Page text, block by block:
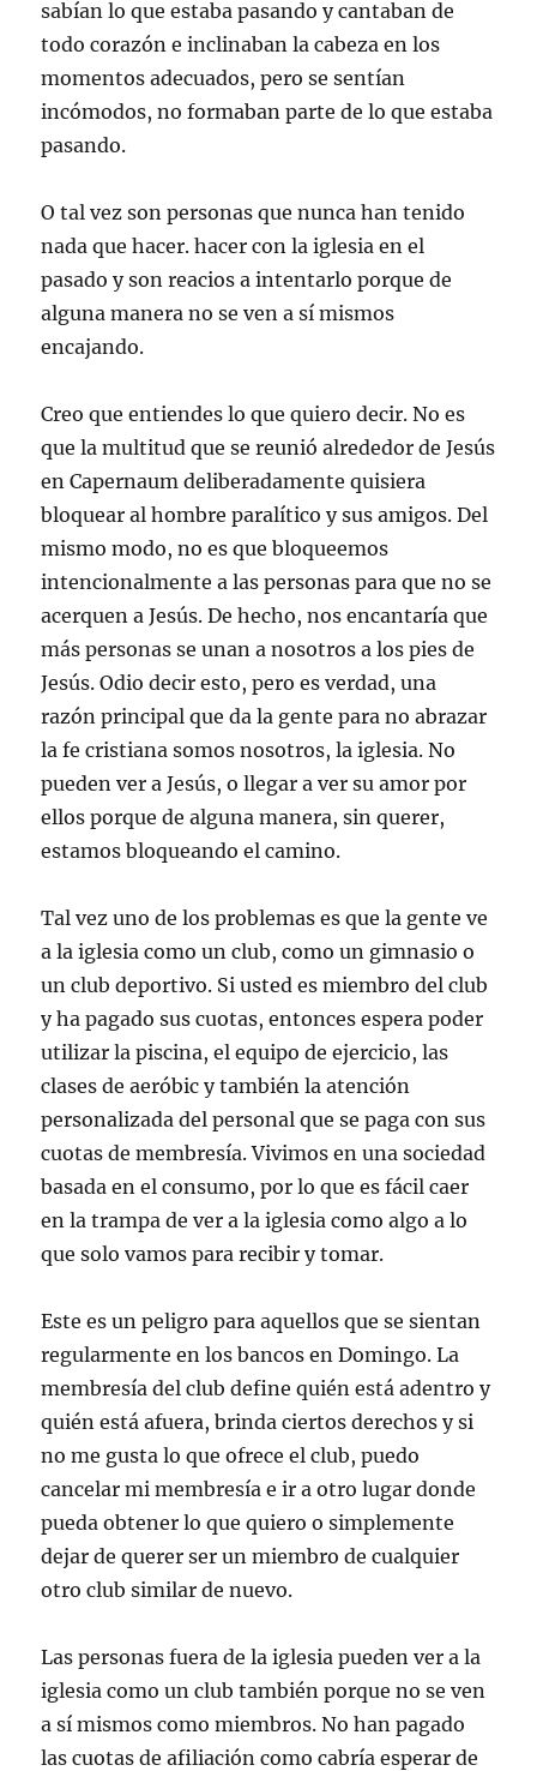
sabían lo que estaba pasando y cantaban de
todo corazón e inclinaban la cabeza en los
momentos adecuados, pero se sentían
incómodos, no formaban parte de lo que estaba
pasando.
O tal vez son personas que nunca han tenido
nada que hacer. hacer con la iglesia en el
pasado y son reacios a intentarlo porque de
alguna manera no se ven a sí mismos
encajando.
Creo que entiendes lo que quiero decir. No es
que la multitud que se reunió alrededor de Jesús
en Capernaum deliberadamente quisiera
bloquear al hombre paralítico y sus amigos. Del
mismo modo, no es que bloqueemos
intencionalmente a las personas para que no se
acerquen a Jesús. De hecho, nos encantaría que
más personas se unan a nosotros a los pies de
Jesús. Odio decir esto, pero es verdad, una
razón principal que da la gente para no abrazar
la fe cristiana somos nosotros, la iglesia. No
pueden ver a Jesús, o llegar a ver su amor por
ellos porque de alguna manera, sin querer,
estamos bloqueando el camino.
Tal vez uno de los problemas es que la gente ve
a la iglesia como un club, como un gimnasio o
un club deportivo. Si usted es miembro del club
y ha pagado sus cuotas, entonces espera poder
utilizar la piscina, el equipo de ejercicio, las
clases de aeróbic y también la atención
personalizada del personal que se paga con sus
cuotas de membresía. Vivimos en una sociedad
basada en el consumo, por lo que es fácil caer
en la trampa de ver a la iglesia como algo a lo
que solo vamos para recibir y tomar.
Este es un peligro para aquellos que se sientan
regularmente en los bancos en Domingo. La
membresía del club define quién está adentro y
quién está afuera, brinda ciertos derechos y si
no me gusta lo que ofrece el club, puedo
cancelar mi membresía e ir a otro lugar donde
pueda obtener lo que quiero o simplemente
dejar de querer ser un miembro de cualquier
otro club similar de nuevo.
Las personas fuera de la iglesia pueden ver a la
iglesia como un club también porque no se ven
a sí mismos como miembros. No han pagado
las cuotas de afiliación como cabría esperar de